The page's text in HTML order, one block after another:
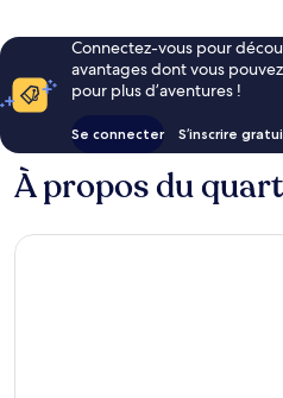
Connectez-vous pour
avantages dont vous
pour plus d’aventures !
Se connecter S’inscrire
À propos du